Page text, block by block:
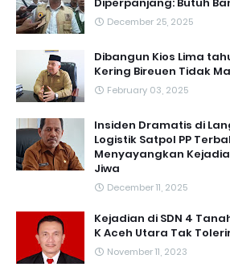
December 25, 2025
Dibangun Kios Lima
Kering Bireuen Tidak
February 03, 2025
Insiden Dramatis di
Logistik Satpol PP
Menyayangkan
Jiwa
December 11, 2025
Kejadian di SDN 4
K Aceh Utara Tak
November 11, 2023